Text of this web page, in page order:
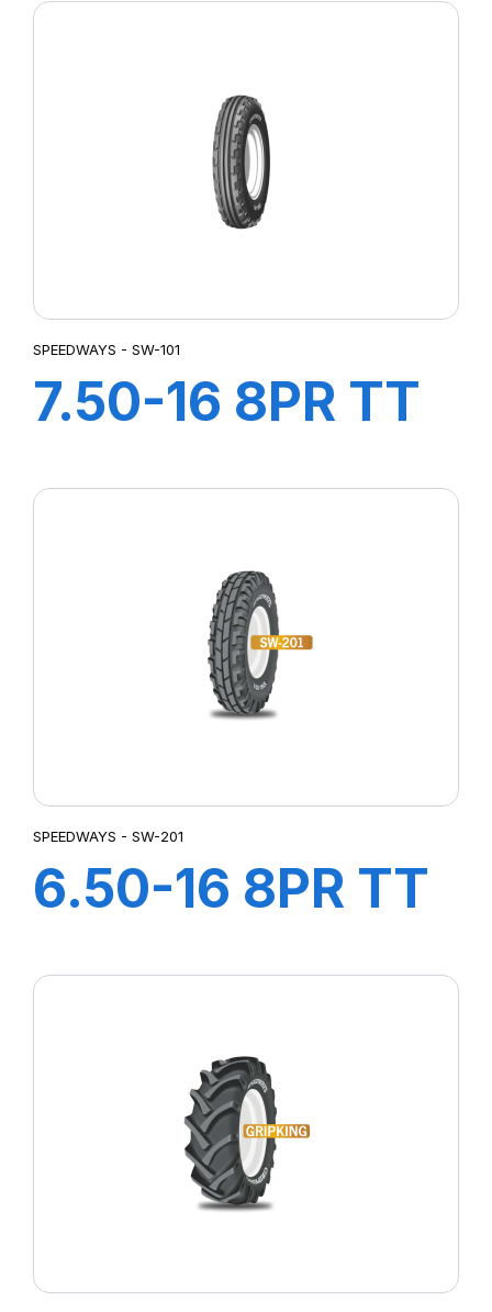
SPEEDWAYS - SW-101
7.50-16 8PR TT
SPEEDWAYS - SW-201
6.50-16 8PR TT